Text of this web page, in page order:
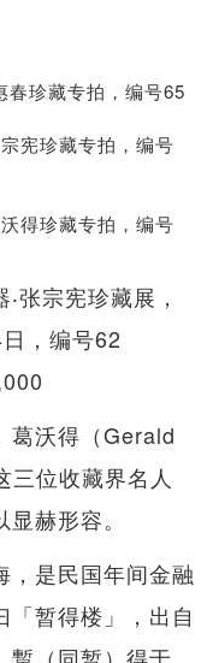
春珍藏专拍，编号65
宪珍藏专拍，编号
得珍藏专拍，编号
张宗宪珍藏展，
，编号62
葛沃得（Gerald
位收藏界名人
赫形容。
是民国年间金融
暂得楼」，出自
蹔（同暂）得于